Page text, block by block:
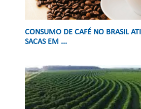
CONSUMO DE CAFÉ NO BRASIL
SACAS EM ...